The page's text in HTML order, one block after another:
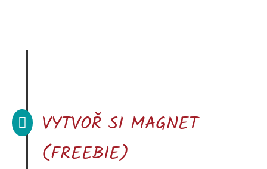

VYTVOŘ SI MAGNET
(FREEBIE)